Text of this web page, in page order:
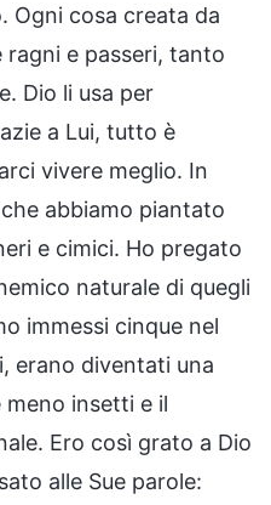
Ogni cosa creata da
ragni e passeri, tanto
Dio li usa per
a Lui, tutto è
vivere meglio. In
abbiamo piantato
e cimici. Ho pregato
naturale di quegli
immessi cinque nel
erano diventati una
meno insetti e il
Ero così grato a Dio
alle Sue parole: